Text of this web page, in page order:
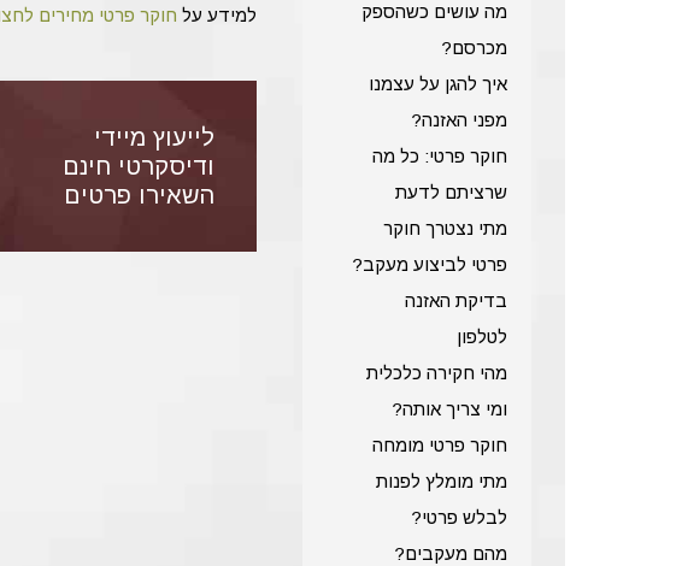
מה עושים כשהספק
מכרסם?
איך להגן על עצמנו
מפני האזנה?
חוקר פרטי: כל מה
שרציתם לדעת
מתי נצטרך חוקר
פרטי לביצוע מעקב?
בדיקת האזנה
לטלפון
מהי חקירה כלכלית
ומי צריך אותה?
חוקר פרטי מומחה
מתי מומלץ לפנות
לבלש פרטי?
מהם מעקבים?
למידע על חוקר פרטי מחירים
לייעוץ מיידי
ודיסקרטי חינם
השאירו פרטים